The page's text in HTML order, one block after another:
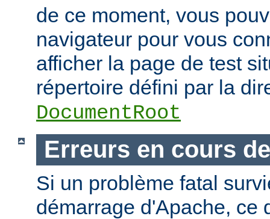
de ce moment, vous
navigateur pour vous
afficher la page de test
répertoire défini par la
DocumentRoot
Erreurs en cours
Si un problème fatal
démarrage d'Apache, ce